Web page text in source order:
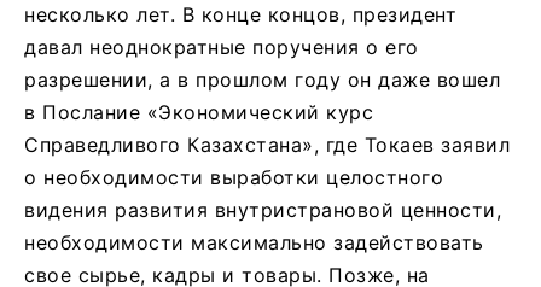
несколько лет. В конце концов, президент
давал неоднократные поручения о его
разрешении, а в прошлом году он даже вошел
в Послание «Экономический курс
Справедливого Казахстана», где Токаев заявил
о необходимости выработки целостного
видения развития внутристрановой ценности,
необходимости максимально задействовать
свое сырье, кадры и товары. Позже, на